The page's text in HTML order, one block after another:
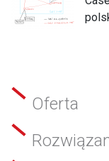
Oferta